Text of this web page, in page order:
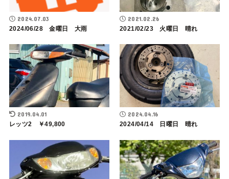
2024.07.03
2024/06/28 金曜日 大雨
2021.02.26
2021/02/23 火曜日 晴れ
2019.04.01
レッツ2 ￥49,800
2024.04.16
2024/04/14 日曜日 晴れ